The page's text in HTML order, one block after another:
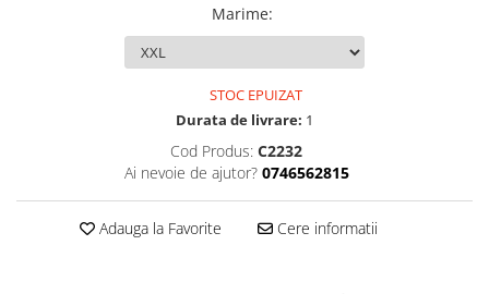
Marime:
STOC EPUIZAT
Durata de livrare: 1
Cod Produs: C2232
Ai nevoie de ajutor? 0746562815
Adauga la Favorite Cere informatii